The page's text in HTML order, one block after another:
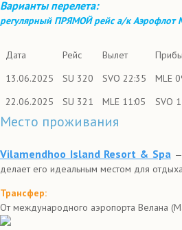
Варианты перелета:
регулярный ПРЯМОЙ рейс а/к Аэрофлот
Дата Рейс Вылет
13.06.2025
SU 320 SVO 22:35 MLE
22.06.2025
SU 321 MLE 11:05 SVO
Место проживания
Vilamendhoo Island Resort & Spa
делает его идеальным местом для
Трансфер:
От международного аэропорта Велана